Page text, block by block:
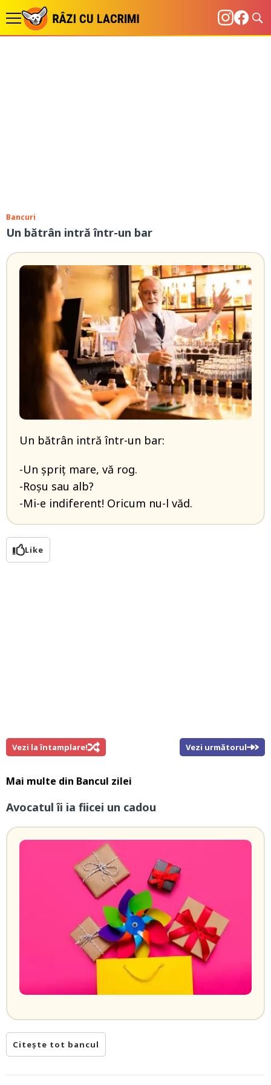
Bancuri
Un bătrân intră într-un bar
Un bătrân intră într-un bar:
-Un șpriț mare, vă rog.
-Roșu sau alb?
-Mi-e indiferent! Oricum nu-l văd.
Like
Vezi la întamplare! Vezi următorul
Mai multe din Bancul zilei
Avocatul îi ia fiicei un cadou
Citește tot bancul